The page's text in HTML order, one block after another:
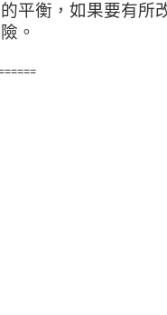
平衡，如果要有所
。